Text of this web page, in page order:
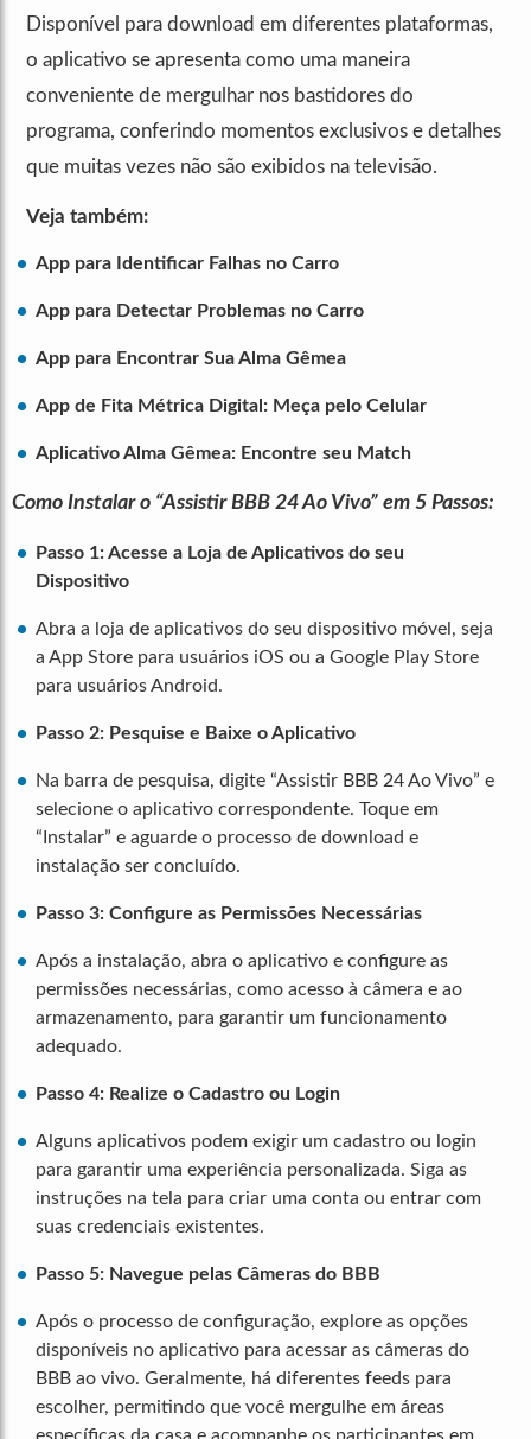
Disponível para download em diferentes plataformas,
o aplicativo se apresenta como uma maneira
conveniente de mergulhar nos bastidores do
programa, conferindo momentos exclusivos e detalhes
que muitas vezes não são exibidos na televisão.
Veja também:
App para Identificar Falhas no Carro
App para Detectar Problemas no Carro
App para Encontrar Sua Alma Gêmea
App de Fita Métrica Digital: Meça pelo Celular
Aplicativo Alma Gêmea: Encontre seu Match
Como Instalar o “Assistir BBB 24 Ao Vivo” em 5 Passos:
Passo 1: Acesse a Loja de Aplicativos do seu
Dispositivo
Abra a loja de aplicativos do seu dispositivo móvel, seja
a App Store para usuários iOS ou a Google Play Store
para usuários Android.
Passo 2: Pesquise e Baixe o Aplicativo
Na barra de pesquisa, digite “Assistir BBB 24 Ao Vivo” e
selecione o aplicativo correspondente. Toque em
“Instalar” e aguarde o processo de download e
instalação ser concluído.
Passo 3: Configure as Permissões Necessárias
Após a instalação, abra o aplicativo e configure as
permissões necessárias, como acesso à câmera e ao
armazenamento, para garantir um funcionamento
adequado.
Passo 4: Realize o Cadastro ou Login
Alguns aplicativos podem exigir um cadastro ou login
para garantir uma experiência personalizada. Siga as
instruções na tela para criar uma conta ou entrar com
suas credenciais existentes.
Passo 5: Navegue pelas Câmeras do BBB
Após o processo de configuração, explore as opções
disponíveis no aplicativo para acessar as câmeras do
BBB ao vivo. Geralmente, há diferentes feeds para
escolher, permitindo que você mergulhe em áreas